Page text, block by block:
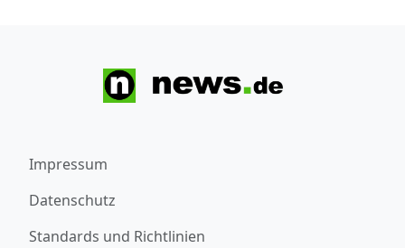
Impressum
Datenschutz
Standards und Richtlinien